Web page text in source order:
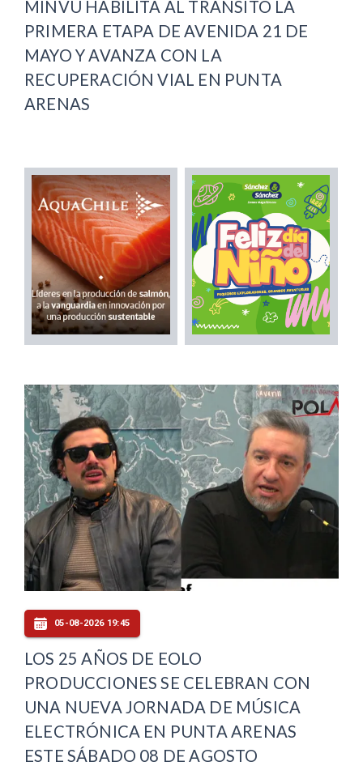
MINVU HABILITA AL TRÁNSITO LA
PRIMERA ETAPA DE AVENIDA 21 DE
MAYO Y AVANZA CON LA
RECUPERACIÓN VIAL EN PUNTA
ARENAS
05-08-2026 19:45
LOS 25 AÑOS DE EOLO
PRODUCCIONES SE CELEBRAN CON
UNA NUEVA JORNADA DE MÚSICA
ELECTRÓNICA EN PUNTA ARENAS
ESTE SÁBADO 08 DE AGOSTO